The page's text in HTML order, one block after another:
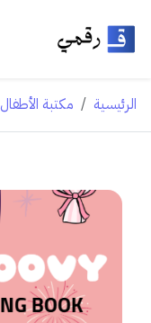
الرئيسية مكتبة الأطفال